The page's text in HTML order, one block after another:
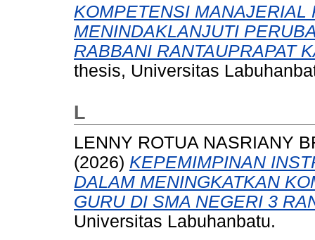
KOMPETENSI MANAJERIAL
MENINDAKLANJUTI
RABBANI RANTAUPRAPAT
thesis, Universitas
L
LENNY ROTUA NASRIANY
(2026) KEPEMIMPINAN
DALAM MENINGKATKAN
GURU DI SMA NEGERI 3
Universitas Labuhanbatu.